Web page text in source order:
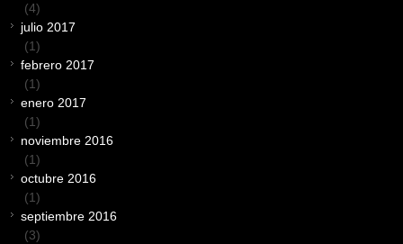
(4)
julio 2017
(1)
febrero 2017
(1)
enero 2017
(1)
noviembre 2016
(1)
octubre 2016
(1)
septiembre 2016
(3)